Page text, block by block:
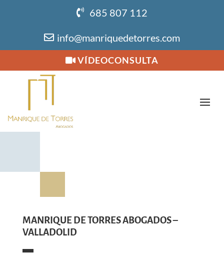
685 807 112
info@manriquedetorres.com
VÍDEOCONSULTA
MANRIQUE DE TORRES ABOGADOS –
VALLADOLID